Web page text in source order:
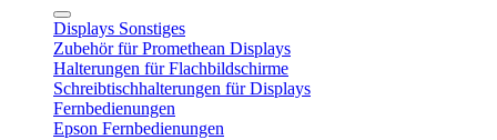
Displays Sonstiges
Zubehör für Promethean Displays
Halterungen für Flachbildschirme
Schreibtischhalterungen für Displays
Fernbedienungen
Epson Fernbedienungen